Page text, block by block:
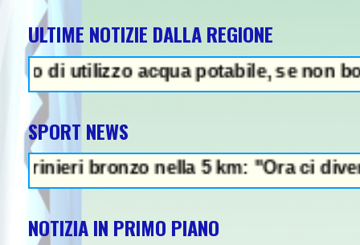
ULTIME NOTIZIE DALLA REGIONE
utilizzo acqua potabile, se non bollita
SPORT NEWS
bronzo nella 5 km: "Ora ci
NOTIZIA IN PRIMO PIANO
- Trump, "abbiamo molte